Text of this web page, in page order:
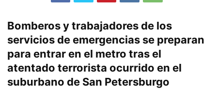
Bomberos y trabajadores de los
servicios de emergencias se preparan
para entrar en el metro tras el
atentado terrorista ocurrido en el
suburbano de San Petersburgo